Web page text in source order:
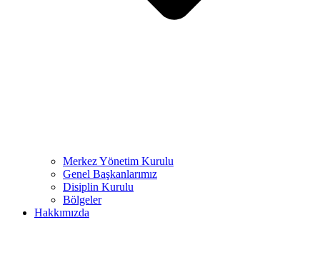
Merkez Yönetim Kurulu
Genel Başkanlarımız
Disiplin Kurulu
Bölgeler
Hakkımızda